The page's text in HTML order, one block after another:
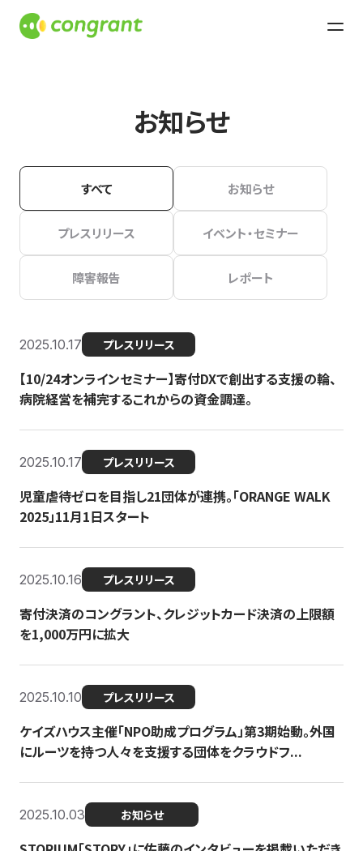
お知らせ
すべて お知らせ
プレスリリース イベント・セミナー
障害報告 レポート
2025.10.17 プレスリリース
【10/24オンラインセミナー】寄付DXで創出する支援の輪、
病院経営を補完するこれからの資金調達。
2025.10.17 プレスリリース
児童虐待ゼロを目指し21団体が連携。「ORANGE WALK
2025」11月1日スタート
2025.10.16 プレスリリース
寄付決済のコングラント、クレジットカード決済の上限額
を1,000万円に拡大
2025.10.10 プレスリリース
ケイズハウス主催「NPO助成プログラム」第3期始動。外国
にルーツを持つ人々を支援する団体をクラウドフ...
2025.10.03 お知らせ